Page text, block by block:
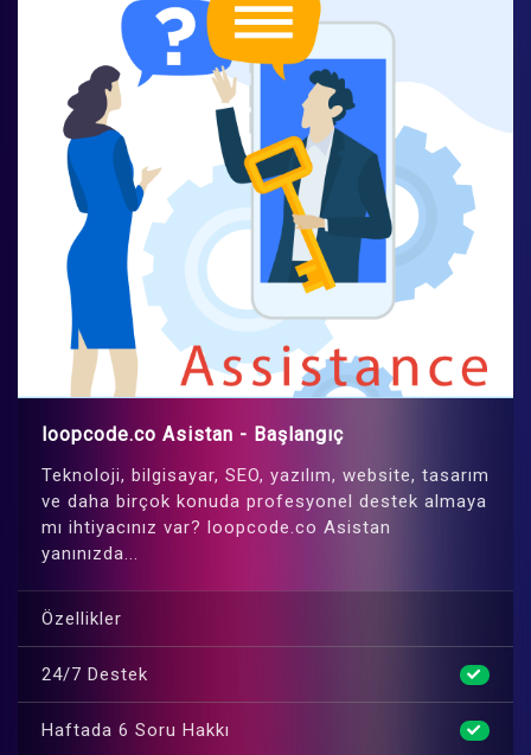
loopcode.co Asistan - Başlangıç
Teknoloji, bilgisayar, SEO, yazılım, website, tasarım
ve daha birçok konuda profesyonel destek almaya
mı ihtiyacınız var? loopcode.co Asistan
yanınızda...
Özellikler
24/7 Destek
Haftada 6 Soru Hakkı